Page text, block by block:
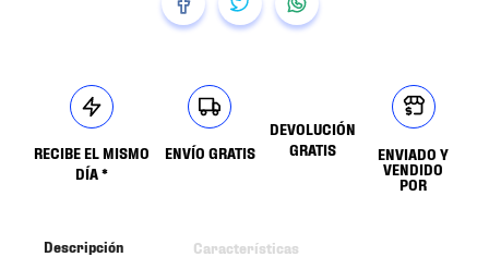
RECIBE EL MISMO
DÍA *
ENVÍO GRATIS
DEVOLUCIÓN
GRATIS
ENVIADO Y
VENDIDO
POR
Descripción Características